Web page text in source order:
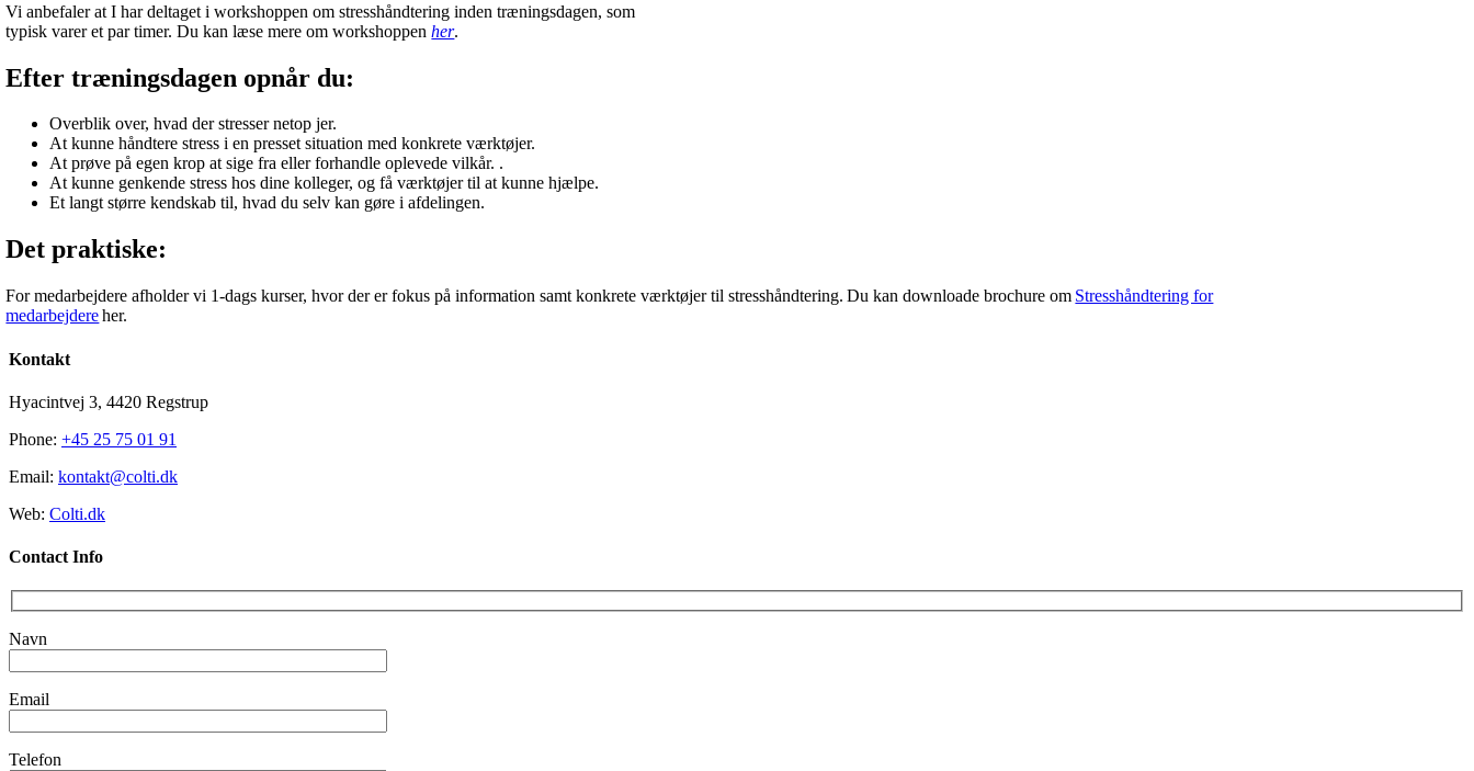
Vi anbefaler at I har deltaget i workshoppen om stresshåndtering inden træningsdagen, som
typisk varer et par timer. Du kan læse mere om workshoppenher.
Efter træningsdagen opnår du:
Overblik over, hvad der stresser netop jer.
At kunne håndtere stress i en presset situation med konkrete værktøjer.
At prøve på egen krop at sige fra eller forhandle oplevede vilkår. .
At kunne genkende stress hos dine kolleger, og få værktøjer til at kunne hjælpe.
Et langt større kendskab til, hvad du selv kan gøre i afdelingen.
Det praktiske:
For medarbejdere afholder vi 1-dags kurser, hvor der er fokus på information samt konkrete værktøjer til stresshåndtering. Du kan downloade brochure om Stresshåndtering for
medarbejdereher.
Kontakt
Hyacintvej 3, 4420 Regstrup
Phone: +45 25 75 01 91
Email: kontakt@colti.dk
Web: Colti.dk
Contact Info
Navn
Email
Telefon